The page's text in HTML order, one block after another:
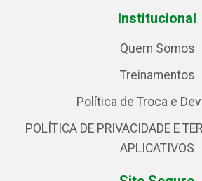
Institucional
Quem Somos
Treinamentos
Política de Troca e
POLÍTICA DE PRIVACIDADE E
APLICATIVOS